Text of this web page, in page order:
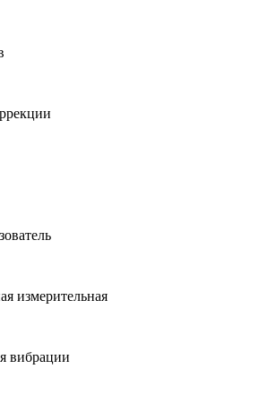
измерительная
вибрации